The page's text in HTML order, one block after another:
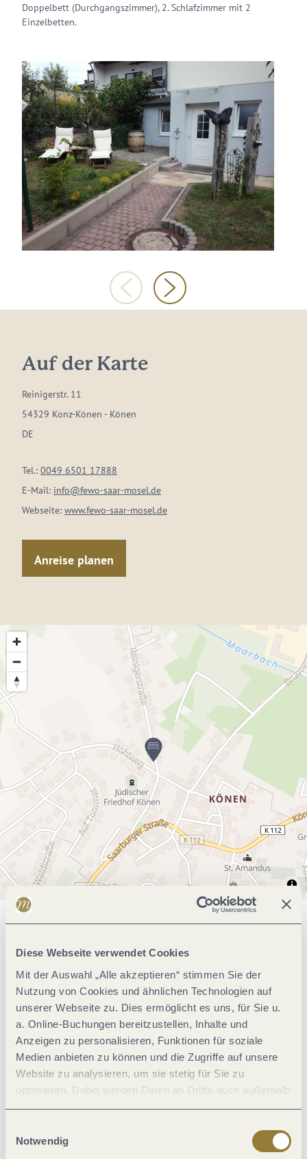
Diese Webseite verwendet Cookies
Mit der Auswahl „Alle akzeptieren“ stimmen Sie der
Nutzung von Cookies und ähnlichen Technologien auf
unserer Webseite zu. Dies ermöglicht es uns, für Sie u.
a. Online-Buchungen bereitzustellen, Inhalte und
Anzeigen zu personalisieren, Funktionen für soziale
Medien anbieten zu können und die Zugriffe auf unsere
Website zu analysieren, um sie stetig für Sie zu
optimieren. Dabei werden Daten an Dritte auch außerhalb
der Europäischen Union weitergegeben und dort
jederzeit widerrufen werden. Mit der Auswahl "Alle
ablehnen" kann es zu Beeinträchtigungen in der Nutzung
Notwendig
Doppelbett (Durchgangszimmer), 2. Schlafzimmer mit 2
Einzelbetten.
Auf der Karte
Reinigerstr. 11
54329 Konz-Könen - Könen
DE
Tel.: 0049 6501 17888
E-Mail: info@fewo-saar-mosel.de
Webseite: www.fewo-saar-mosel.de
Anreise planen
Einrichtungen Betrieb
Eignung
Fremdsprachen
Ausstattung Zimmer/Appartement
Lage